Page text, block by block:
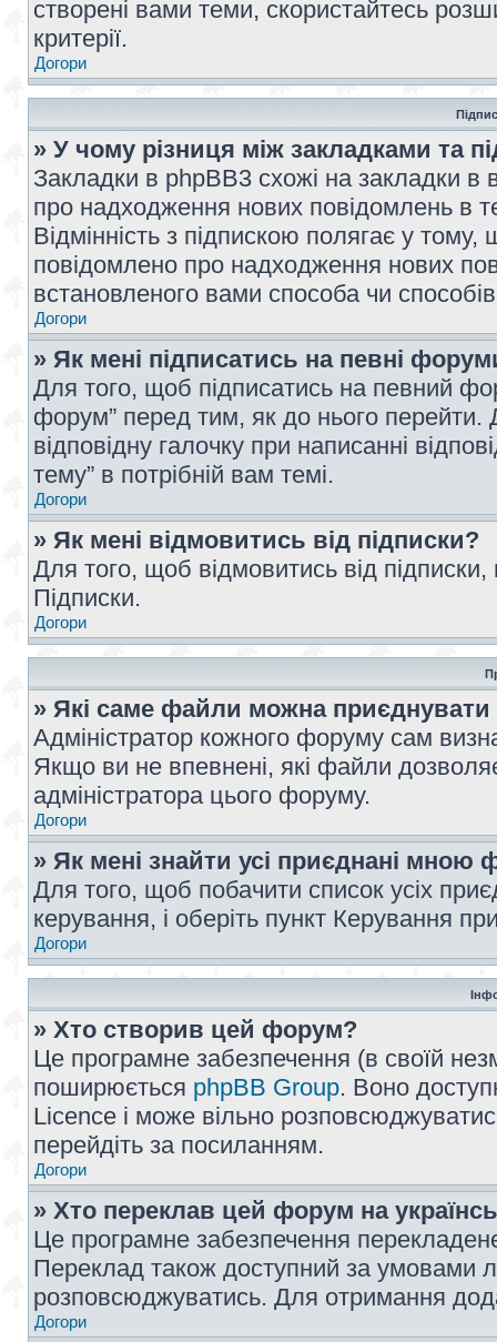
створені вами теми, скористайтесь
критерії.
Догори
» У чому різниця між закладками та
Закладки в phpBB3 схожі на закладки
про надходження нових повідомлень в
Відмінність з підпискою полягає у
повідомлено про надходження нових
встановленого вами способа чи
Догори
» Як мені підписатись на певні
Для того, щоб підписатись на певний
форум” перед тим, як до нього перейти.
відповідну галочку при написанні
тему” в потрібній вам темі.
Догори
» Як мені відмовитись від підписки?
Для того, щоб відмовитись від
Підписки.
Догори
» Які саме файли можна
Адміністратор кожного форуму сам
Якщо ви не впевнені, які файли
адміністратора цього форуму.
Догори
» Як мені знайти усі приєднані мною
Для того, щоб побачити список усіх
керування, і оберіть пункт Керування
Догори
» Хто створив цей форум?
Це програмне забезпечення (в своїй
поширюється phpBB Group. Воно
Licence і може вільно
перейдіть за посиланням.
Догори
» Хто переклав цей форум на
Це програмне забезпечення
Переклад також доступний за умовами
розповсюджуватись. Для отримання
Догори